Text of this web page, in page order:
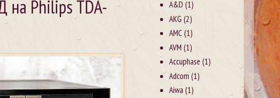
на Philips TDA-
A&D (1)
AKG (2)
AMC (1)
AVM (1)
Accuphase (1)
Adcom(1)
Aiwa(1)